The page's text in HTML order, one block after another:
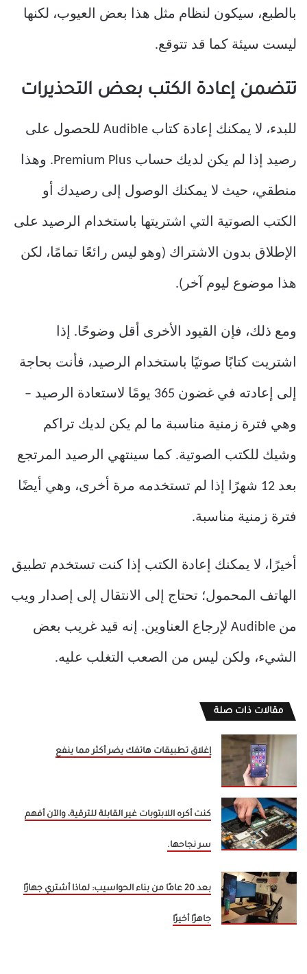
بالطبع، سيكون لنظام مثل هذا بعض العيوب، لكنها
ليست سيئة كما قد تتوقع.
تتضمن إعادة الكتب بعض التحذيرات
للبدء، لا يمكنك إعادة كتاب Audible للحصول على
رصيد إذا لم يكن لديك حساب Premium Plus. وهذا
منطقي، حيث لا يمكنك الوصول إلى رصيدك أو
الكتب الصوتية التي اشتريتها باستخدام الرصيد على
الإطلاق بدون الاشتراك (وهو ليس رائعًا تمامًا، لكن
هذا موضوع ليوم آخر).
ومع ذلك، فإن القيود الأخرى أقل وضوحًا. إذا
اشتريت كتابًا صوتيًا باستخدام الرصيد، فأنت بحاجة
إلى إعادته في غضون 365 يومًا لاستعادة الرصيد –
وهي فترة زمنية مناسبة ما لم يكن لديك تراكم
وشيك للكتب الصوتية. كما سينتهي الرصيد المرتجع
بعد 12 شهرًا إذا لم تستخدمه مرة أخرى، وهي أيضًا
فترة زمنية مناسبة.
أخيرًا، لا يمكنك إعادة الكتب إذا كنت تستخدم تطبيق
الهاتف المحمول؛ تحتاج إلى الانتقال إلى إصدار ويب
من Audible لإرجاع العناوين. إنه قيد غريب بعض
الشيء، ولكن ليس من الصعب التغلب عليه.
مقالات ذات صلة
إغلاق تطبيقات هاتفك يضر أكثر مما ينفع
كنت أكره اللابتوبات غير القابلة للترقية، والآن أفهم
سر نجاحها.
بعد 20 عامًا من بناء الحواسيب: لماذا أشتري جهازًا
جاهزًا أخيرًا